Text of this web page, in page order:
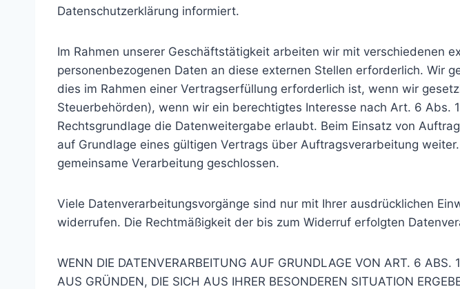
Datenschutzerklärung informiert.
Im Rahmen unserer Geschäftstätigkeit arbeiten wir mit verschiedenen
personenbezogenen Daten an diese externen Stellen erforderlich. Wir
dies im Rahmen einer Vertragserfüllung erforderlich ist, wenn wir
Steuerbehörden), wenn wir ein berechtigtes Interesse nach Art. 6 Abs.
Rechtsgrundlage die Datenweitergabe erlaubt. Beim Einsatz von
auf Grundlage eines gültigen Vertrags über Auftragsverarbeitung
gemeinsame Verarbeitung geschlossen.
Viele Datenverarbeitungsvorgänge sind nur mit Ihrer ausdrücklichen
widerrufen. Die Rechtmäßigkeit der bis zum Widerruf erfolgten
WENN DIE DATENVERARBEITUNG AUF GRUNDLAGE VON ART. 6 ABS.
AUS GRÜNDEN, DIE SICH AUS IHRER BESONDEREN SITUATION